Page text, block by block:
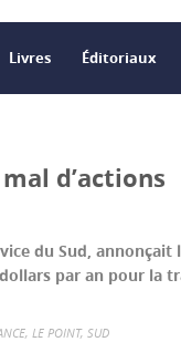
Livres Éditoriaux
d’actions
du Sud, annonçait
par an pour la
, LE POINT, SUD